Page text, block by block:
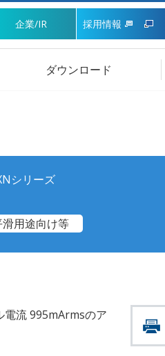
企業/IR 採用情報
ダウンロード
シリーズ
用途向け等
電流 995mArmsのア